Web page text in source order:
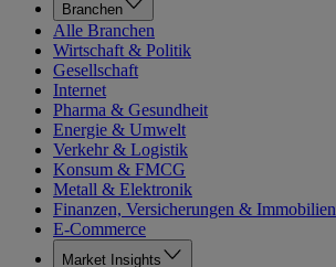
Branchen
Alle Branchen
Wirtschaft & Politik
Gesellschaft
Internet
Pharma & Gesundheit
Energie & Umwelt
Verkehr & Logistik
Konsum & FMCG
Metall & Elektronik
Finanzen, Versicherungen & Immobilien
E-Commerce
Market Insights